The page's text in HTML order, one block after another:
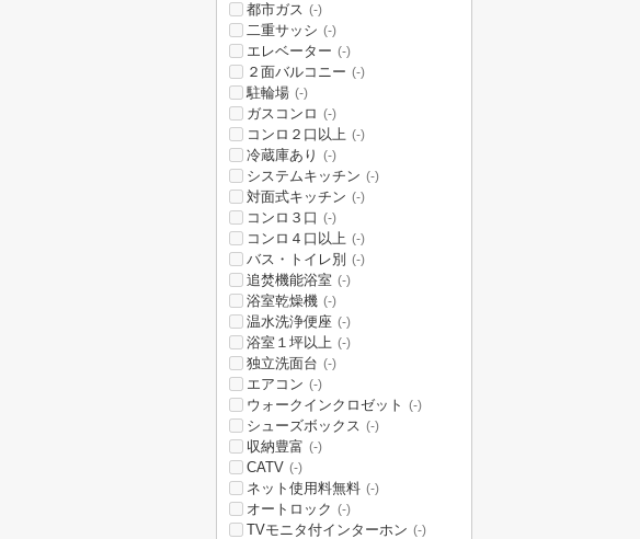
都市ガス (-)
二重サッシ (-)
エレベーター (-)
２面バルコニー (-)
駐輪場 (-)
ガスコンロ (-)
コンロ２口以上 (-)
冷蔵庫あり (-)
システムキッチン (-)
対面式キッチン (-)
コンロ３口 (-)
コンロ４口以上 (-)
バス・トイレ別 (-)
追焚機能浴室 (-)
浴室乾燥機 (-)
温水洗浄便座 (-)
浴室１坪以上 (-)
独立洗面台 (-)
エアコン (-)
ウォークインクロゼット (-)
シューズボックス (-)
収納豊富 (-)
CATV (-)
ネット使用料無料 (-)
オートロック (-)
TVモニタ付インターホン (-)